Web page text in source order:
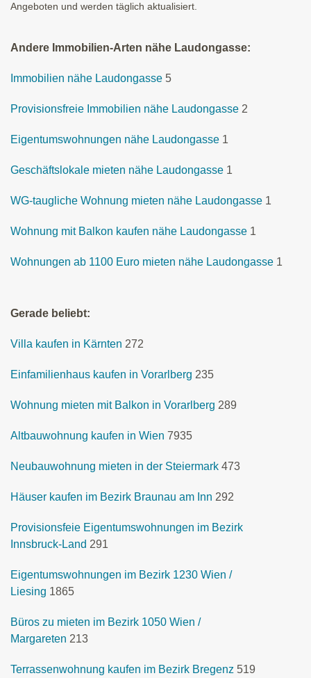
Angeboten und werden täglich aktualisiert.
Andere Immobilien-Arten nähe Laudongasse:
Immobilien nähe Laudongasse 5
Provisionsfreie Immobilien nähe Laudongasse 2
Eigentumswohnungen nähe Laudongasse 1
Geschäftslokale mieten nähe Laudongasse 1
WG-taugliche Wohnung mieten nähe Laudongasse 1
Wohnung mit Balkon kaufen nähe Laudongasse 1
Wohnungen ab 1100 Euro mieten nähe Laudongasse 1
Gerade beliebt:
Villa kaufen in Kärnten 272
Einfamilienhaus kaufen in Vorarlberg 235
Wohnung mieten mit Balkon in Vorarlberg 289
Altbauwohnung kaufen in Wien 7935
Neubauwohnung mieten in der Steiermark 473
Häuser kaufen im Bezirk Braunau am Inn 292
Provisionsfeie Eigentumswohnungen im Bezirk
Innsbruck-Land 291
Eigentumswohnungen im Bezirk 1230 Wien /
Liesing 1865
Büros zu mieten im Bezirk 1050 Wien /
Margareten 213
Terrassenwohnung kaufen im Bezirk Bregenz 519